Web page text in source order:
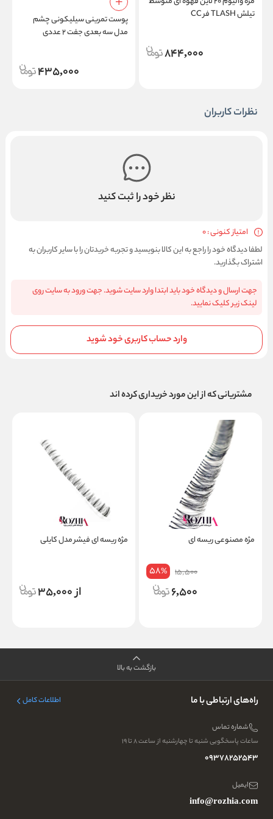
تیلش TLASH فر CC
844,000
پوست تمرینی سیلیکونی چشم
مدل سه بعدی جفت ۲ عددی
435,000
نظرات کاربران
نظر خود را ثبت کنید
امتیاز کنونی : 0
لطفا دیدگاه خود را راجع به این کالا بنویسید و تجربه خریدتان را با سایر کاربران به
اشتراک بگذارید.
جهت ارسال و دیدگاه خود باید ابتدا وارد سایت شوید. جهت ورود به سایت روی
لینک زیر کلیک نمایید.
وارد حساب کاربری خود شوید
مشتریانی که از این مورد خریداری کرده اند
مژه مصنوعی ریسه ای
15,500
58%
6,500
مژه ریسه ای فیشر مدل کایلی
از 35,000
بازگشت به بالا
راه‌های ارتباطی با ما اطلاعات کامل
شماره تماس
ساعات پاسخگویی شنبه تا چهارشنبه از ساعت ۸ تا ۱۹
09378252543
ایمیل
info@rozhia.com